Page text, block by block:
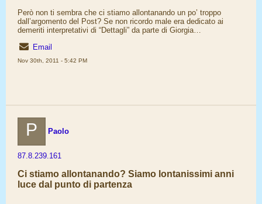
Però non ti sembra che ci stiamo allontanando un po’ troppo
dall’argomento del Post? Se non ricordo male era dedicato ai
demeriti interpretativi di “Dettagli” da parte di Giorgia…
Email
Nov 30th, 2011 - 5:42 PM
P Paolo
87.8.239.161
Ci stiamo allontanando? Siamo lontanissimi anni
luce dal punto di partenza